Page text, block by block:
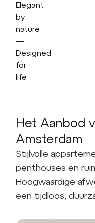
Elegant
by
nature
—
Designed
for
life
Het Aanbod
Amsterdam
Stijlvolle
penthouses en
Hoogwaardige
een tijdloos,